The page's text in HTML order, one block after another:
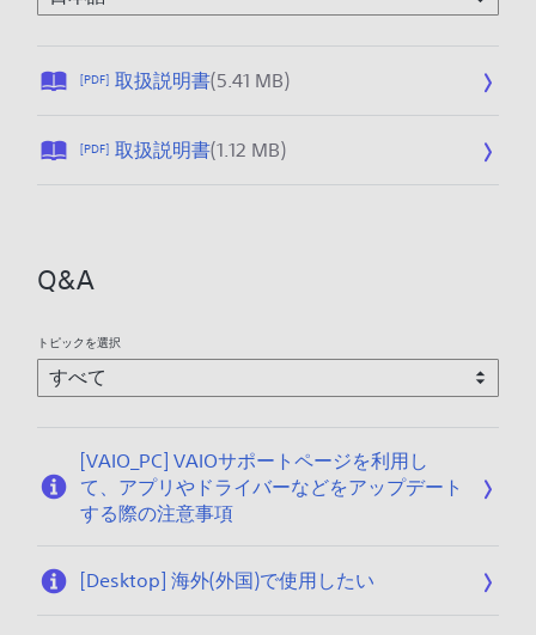
[PDF] 取扱説明書(5.41 MB)公
2
1
9
[PDF] 取扱説明書(1.12 MB)公
/
1
9
Q&A
トピックを選択
[VAIO_PC] VAIOサポートページを利用し
て、アプリやドライバーなどをアップデート
する際の注意事項
[Desktop] 海外(外国)で使用したい